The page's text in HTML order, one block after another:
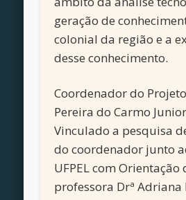
geração de
colonial da região e a
desse conhecimento.
Coordenador do
Pereira do Carmo Junior
Vinculado a pesquisa
do coordenador junto
UFPEL com Orientação
professora Drª Adriana